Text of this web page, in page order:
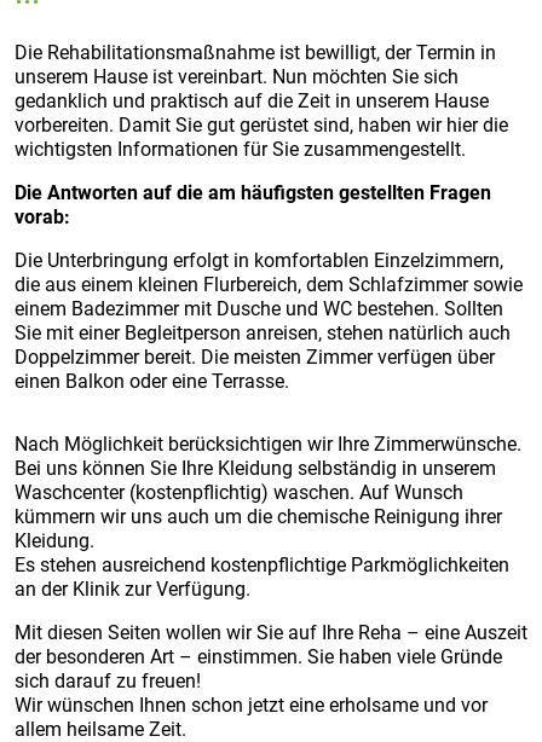
Die Rehabilitationsmaßnahme ist bewilligt, der Termin in
unserem Hause ist vereinbart. Nun möchten Sie sich
gedanklich und praktisch auf die Zeit in unserem Hause
vorbereiten. Damit Sie gut gerüstet sind, haben wir hier die
wichtigsten Informationen für Sie zusammengestellt.
Die Antworten auf die am häufigsten gestellten Fragen
vorab:
Die Unterbringung erfolgt in komfortablen Einzelzimmern,
die aus einem kleinen Flurbereich, dem Schlafzimmer sowie
einem Badezimmer mit Dusche und WC bestehen. Sollten
Sie mit einer Begleitperson anreisen, stehen natürlich auch
Doppelzimmer bereit. Die meisten Zimmer verfügen über
einen Balkon oder eine Terrasse.
Nach Möglichkeit berücksichtigen wir Ihre Zimmerwünsche.
Bei uns können Sie Ihre Kleidung selbständig in unserem
Waschcenter (kostenpflichtig) waschen. Auf Wunsch
kümmern wir uns auch um die chemische Reinigung ihrer
Kleidung.
Es stehen ausreichend kostenpflichtige Parkmöglichkeiten
an der Klinik zur Verfügung.
Mit diesen Seiten wollen wir Sie auf Ihre Reha – eine Auszeit
der besonderen Art – einstimmen. Sie haben viele Gründe
sich darauf zu freuen!
Wir wünschen Ihnen schon jetzt eine erholsame und vor
allem heilsame Zeit.